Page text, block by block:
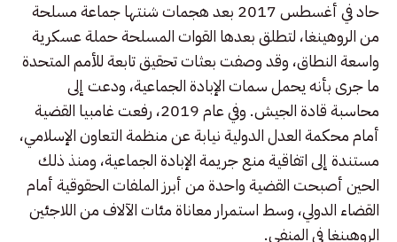
حاد في أغسطس 2017 بعد هجمات شنتها جماعة مسلحة
من الروهينغا، لتطلق بعدها القوات المسلحة حملة عسكرية
واسعة النطاق، وقد وصفت بعثات تحقيق تابعة للأمم المتحدة
ما جرى بأنه يحمل سمات الإبادة الجماعية، ودعت إلى
محاسبة قادة الجيش. وفي عام 2019، رفعت غامبيا القضية
أمام محكمة العدل الدولية نيابة عن منظمة التعاون الإسلامي،
مستندة إلى اتفاقية منع جريمة الإبادة الجماعية، ومنذ ذلك
الحين أصبحت القضية واحدة من أبرز الملفات الحقوقية أمام
القضاء الدولي، وسط استمرار معاناة مئات الآلاف من اللاجئين
الروهينغا في المنفى.